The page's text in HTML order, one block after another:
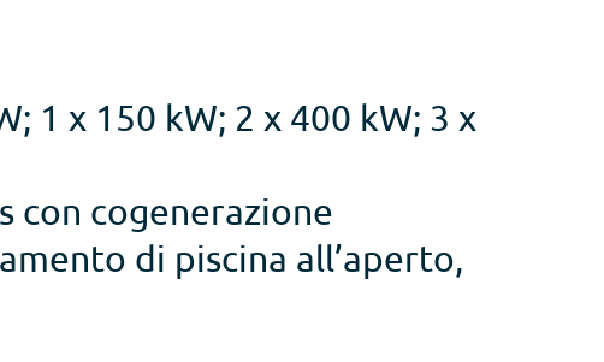
1 x 150 kW; 2 x 400 kW; 3 x
con cogenerazione
di piscina all’aperto,